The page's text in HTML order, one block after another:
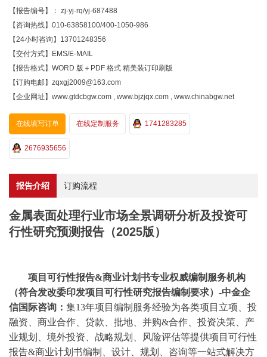
【报告编号】： zj-yj-rq/yj-687488
【咨询热线】010-63858100/400-1050-986
【24小时咨询】13701248356
【交付方式】EMS/E-MAIL
【报告格式】WORD 版＋PDF 格式 精美装订印刷版
【订购电邮】zqxgj2009@163.com
【企业网址】www.gtdcbgw.com , www.bjzjqx.com , www.chinabgw.net
在线填写订单 在线定制服务 1741283285
2676935656
报告介绍 订购流程
金属表面处理行业市场全景调研分析及投资可
行性研究预测报告（2025版）
项目可行性报告&商业计划书专业权威编制服务机构
（符合发改委印发项目可行性研究报告编制要求）-中金企
信国际咨询： 集13年项目编制服务经验为各类项目立项、投
融资、商业合作、贷款、批地、并购&合作、投资决策、产
业规划、境外投资、战略规划、风险评估等提供项目可行性
报告&商业计划书编制、设计、规划、咨询等一站式解决方